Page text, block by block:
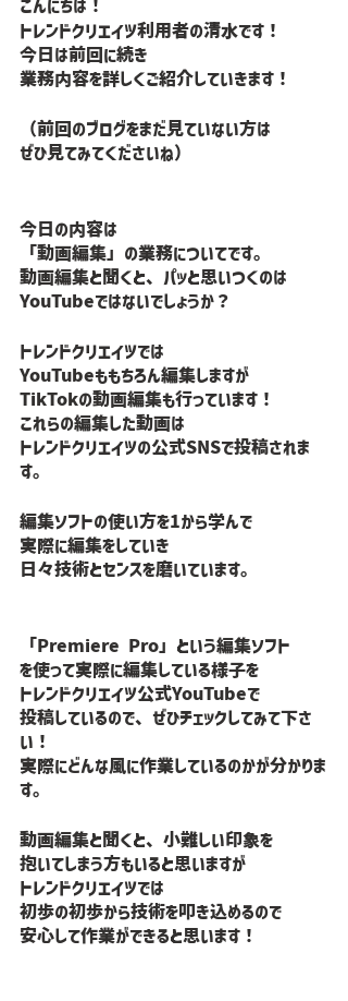
こんにちは！
トレンドクリエイツ利用者の清水です！
今日は前回に続き
業務内容を詳しくご紹介していきます！
（前回のブログをまだ見ていない方は
ぜひ見てみてくださいね）
今日の内容は
「動画編集」の業務についてです。
動画編集と聞くと、パッと思いつくのは
YouTubeではないでしょうか？
トレンドクリエイツでは
YouTubeももちろん編集しますが
TikTokの動画編集も行っています！
これらの編集した動画は
トレンドクリエイツの公式SNSで投稿されま
す。
編集ソフトの使い方を1から学んで
実際に編集をしていき
日々技術とセンスを磨いています。
「Premiere Pro」という編集ソフト
を使って実際に編集している様子を
トレンドクリエイツ公式YouTubeで
投稿しているので、ぜひチェックしてみて下さ
い！
実際にどんな風に作業しているのかが分かりま
す。
動画編集と聞くと、小難しい印象を
抱いてしまう方もいると思いますが
トレンドクリエイツでは
初歩の初歩から技術を叩き込めるので
安心して作業ができると思います！